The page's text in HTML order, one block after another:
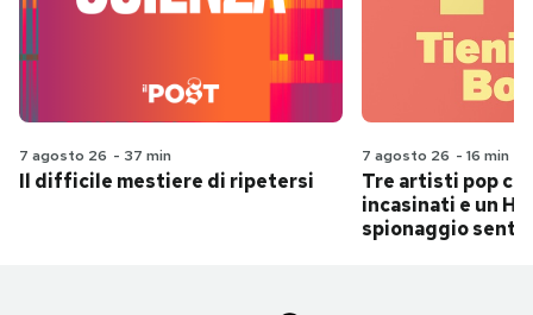
7 agosto 26 - 37 min
Il difficile mestiere di ripetersi
7 agosto 26 - 16 min
Tre artisti pop
incasinati e un
spionaggio